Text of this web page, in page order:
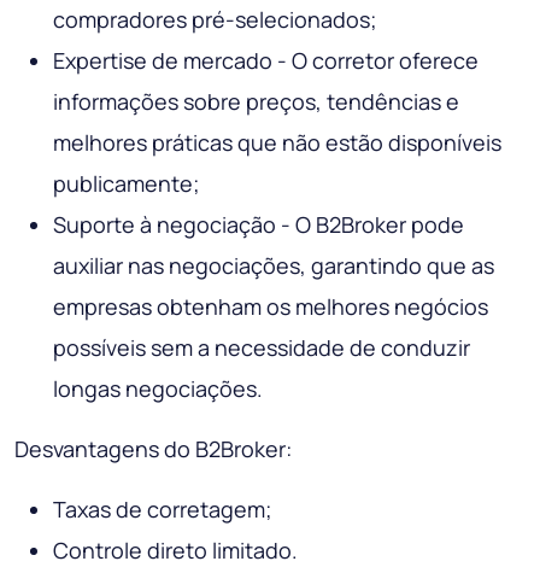
compradores pré-selecionados;
Expertise de mercado - O corretor oferece
informações sobre preços, tendências e
melhores práticas que não estão disponíveis
publicamente;
Suporte à negociação - O B2Broker pode
auxiliar nas negociações, garantindo que as
empresas obtenham os melhores negócios
possíveis sem a necessidade de conduzir
longas negociações.
Desvantagens do B2Broker:
Taxas de corretagem;
Controle direto limitado.